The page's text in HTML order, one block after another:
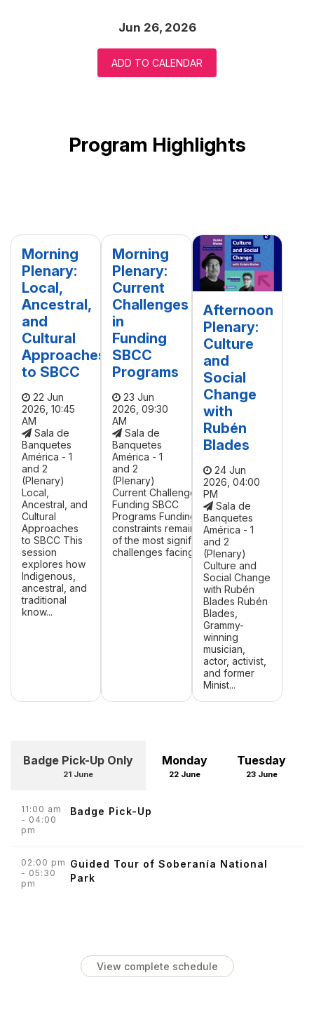
Jun 26, 2026
ADD TO CALENDAR
Program Highlights
Morning
Plenary:
Local,
Ancestral,
and
Cultural
Approaches
to SBCC
22 Jun
2026, 10:45
AM
Sala de
Banquetes
América - 1
and 2
(Plenary)
Local,
Ancestral, and
Cultural
Approaches
to SBCC This
session
explores how
Indigenous,
ancestral, and
traditional
know...
Morning
Plenary:
Current
Challenges
in
Funding
SBCC
Programs
23 Jun
2026, 09:30
AM
Sala de
Banquetes
América - 1
and 2
(Plenary)
Current Challenges in
Funding SBCC
Programs Funding
constraints remain one
of the most significant
challenges facing ...
Afternoon
Plenary:
Culture
and
Social
Change
with
Rubén
Blades
24 Jun
2026, 04:00
PM
Sala de
Banquetes
América - 1
and 2
(Plenary)
Culture and
Social Change
with Rubén
Blades Rubén
Blades,
Grammy-
winning
musician,
actor, activist,
and former
Minist...
Badge Pick-Up Only
21 June
Monday
22 June
Tuesday
23 June
11:00 am
- 04:00
pm
Badge Pick-Up
02:00 pm
- 05:30
pm
Guided Tour of Soberanía National
Park
View complete schedule